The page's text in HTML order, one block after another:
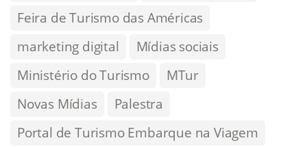
Feira de Turismo das Américas
marketing digital
Mídias sociais
Ministério do Turismo
MTur
Novas Mídias
Palestra
Portal de Turismo Embarque na Viagem